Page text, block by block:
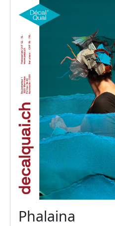
Phalaina